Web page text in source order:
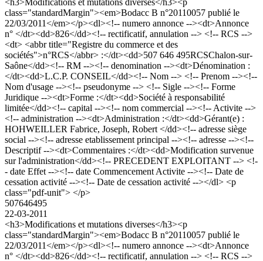
class="standardMargin"><em>Bodacc B n°20110057 publié le
22/03/2011</em></p><dl><!-- numero annonce --><dt>Annonce
n° </dt><dd>826</dd><!-- rectificatif, annulation --> <!-- RCS -->
<dt> <abbr title="Registre du commerce et des
sociétés">n°RCS</abbr> :</dt><dd>507 646 495RCSChalon-sur-
Saône</dd><!-- RM --><!-- denomination --><dt>Dénomination :
</dt><dd>L.C.P. CONSEIL</dd><!-- Nom --> <!-- Prenom --><!--
Nom d'usage --><!-- pseudonyme --> <!-- Sigle --><!-- Forme
Juridique --><dt>Forme :</dt><dd>Société à responsabilité
limitée</dd><!-- capital --><!-- nom commercial --><!-- Activite -->
<!-- administration --><dt>Administration :</dt><dd>Gérant(e) :
HOHWEILLER Fabrice, Joseph, Robert </dd><!-- adresse siège
social --><!-- adresse etablissement principal --><!-- adresse --><!--
Descriptif --><dt>Commentaires :</dt><dd>Modification survenue
sur l'administration</dd><!-- PRECEDENT EXPLOITANT --> <!-
- date Effet --><!-- date Commencement Activite --><!-- Date de
cessation activité --><!-- Date de cessation activité --></dl> <p
class="pdf-unit"> </p>
507646495
22-03-2011
<h3>Modifications et mutations diverses</h3><p
class="standardMargin"><em>Bodacc B n°20110057 publié le
22/03/2011</em></p><dl><!-- numero annonce --><dt>Annonce
n° </dt><dd>826</dd><!-- rectificatif, annulation --> <!-- RCS -->